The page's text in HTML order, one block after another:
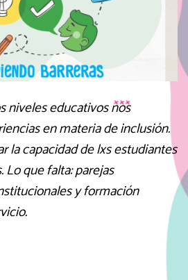
niveles educativos nos
en materia de inclusión.
la capacidad de lxs estudiantes
que falta: parejas
y formación